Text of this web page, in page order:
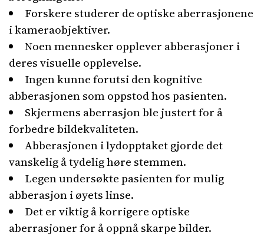
Forskere studerer de optiske aberrasjonene
i kameraobjektiver.
Noen mennesker opplever abberasjoner i
deres visuelle opplevelse.
Ingen kunne forutsi den kognitive
abberasjonen som oppstod hos pasienten.
Skjermens aberrasjon ble justert for å
forbedre bildekvaliteten.
Abberasjonen i lydopptaket gjorde det
vanskelig å tydelig høre stemmen.
Legen undersøkte pasienten for mulig
abberasjon i øyets linse.
Det er viktig å korrigere optiske
aberrasjoner for å oppnå skarpe bilder.